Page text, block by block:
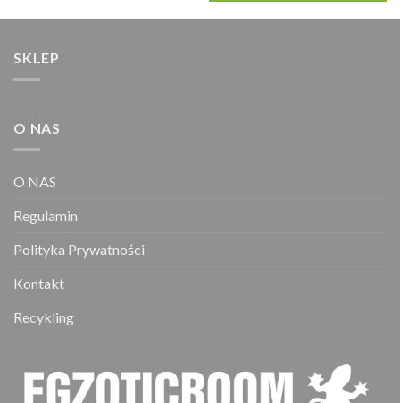
do
80,00 zł
SKLEP
O NAS
O NAS
Regulamin
Polityka Prywatności
Kontakt
Recykling